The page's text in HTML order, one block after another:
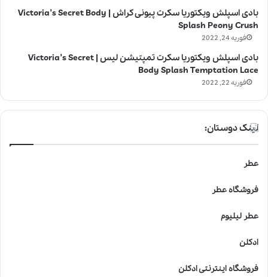
بادی اسپلش ویکتوریا سکرت پیونی کراش | Victoria’s Secret Body
Splash Peony Crush
فوریه 24, 2022
بادی اسپلش ویکتوریا سکرت تمپتیشن لیس | Victoria’s Secret
Body Splash Temptation Lace
فوریه 22, 2022
لینک دوستان:
عطر
فروشگاه عطر
عطر لیلیوم
ادکلن
فروشگاه اینترنتی ادکلن